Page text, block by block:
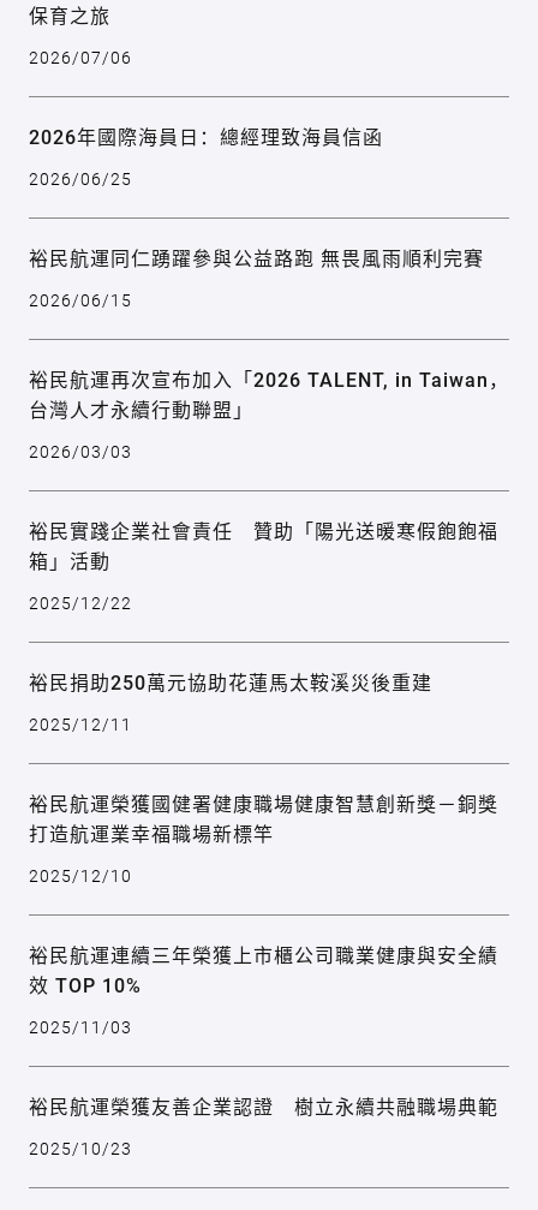
保育之旅
2026/07/06
2026年國際海員日：總經理致海員信函
2026/06/25
裕民航運同仁踴躍參與公益路跑 無畏風雨順利完賽
2026/06/15
裕民航運再次宣布加入「2026 TALENT, in Taiwan，
台灣人才永續行動聯盟」
2026/03/03
裕民實踐企業社會責任 贊助「陽光送暖寒假飽飽福
箱」活動
2025/12/22
裕民捐助250萬元協助花蓮馬太鞍溪災後重建
2025/12/11
裕民航運榮獲國健署健康職場健康智慧創新獎－銅獎
打造航運業幸福職場新標竿
2025/12/10
裕民航運連續三年榮獲上市櫃公司職業健康與安全績
效 TOP 10%
2025/11/03
裕民航運榮獲友善企業認證 樹立永續共融職場典範
2025/10/23